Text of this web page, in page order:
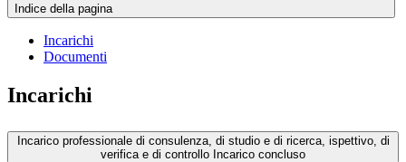
Indice della pagina
Incarichi
Documenti
Incarichi
Incarico professionale di consulenza, di studio e di ricerca, ispettivo, di
verifica e di controllo Incarico concluso